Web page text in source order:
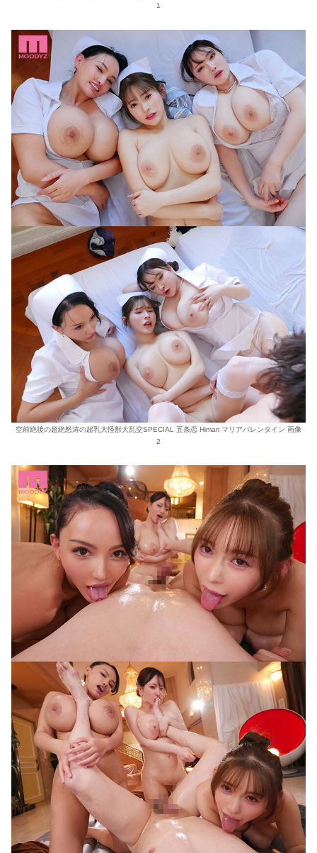
1
空前絶後の超絶怒涛の超乳大怪獣大乱交SPECIAL 五条恋 Himari マリアバレンタイン 画像
2